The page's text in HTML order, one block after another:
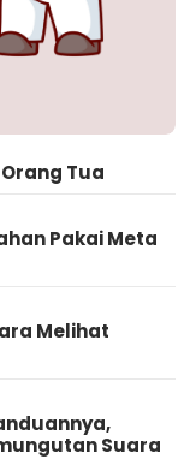
Tua
Pakai Meta
Melihat
Suara